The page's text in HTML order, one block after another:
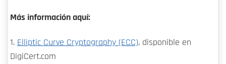
Más información aquí:
1. Elliptic Curve Cryptography (ECC), disponible en
DigiCert.com